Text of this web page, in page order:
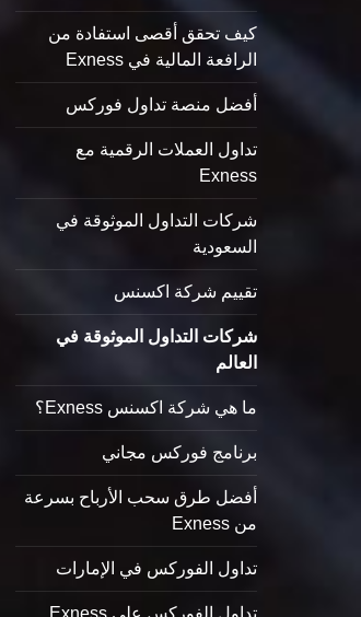
كيف تحقق أقصى استفادة من
الرافعة المالية في Exness
أفضل منصة تداول فوركس
تداول العملات الرقمية مع
Exness
شركات التداول الموثوقة في
السعودية
تقييم شركة اكسنس
شركات التداول الموثوقة في
العالم
ما هي شركة اكسنس Exness؟
برنامج فوركس مجاني
أفضل طرق سحب الأرباح بسرعة
من Exness
تداول الفوركس في الإمارات
تداول الفوركس على Exness